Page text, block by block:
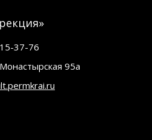
37-76
95а